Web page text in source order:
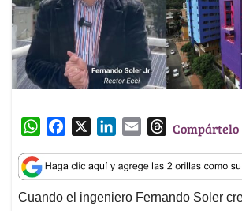
W
a
t
s
c
e
b
n
k
e
a
i
l
T
r
e
a
Compártelo
Cuando el ingeniero Fernando Soler